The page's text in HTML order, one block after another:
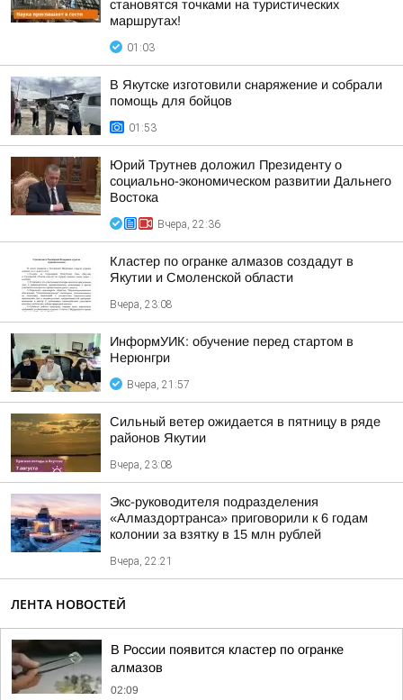
становятся точками на туристических
маршрутах!
01:03
В Якутске изготовили снаряжение и собрали
помощь для бойцов
01:53
Юрий Трутнев доложил Президенту о
социально-экономическом развитии Дальнего
Востока
Вчера, 22:36
Кластер по огранке алмазов создадут в
Якутии и Смоленской области
Вчера, 23:08
ИнформУИК: обучение перед стартом в
Нерюнгри
Вчера, 21:57
Сильный ветер ожидается в пятницу в ряде
районов Якутии
Вчера, 23:08
Экс-руководителя подразделения
«Алмаздортранса» приговорили к 6 годам
колонии за взятку в 15 млн рублей
Вчера, 22:21
ЛЕНТА НОВОСТЕЙ
В России появится кластер по огранке
алмазов
02:09